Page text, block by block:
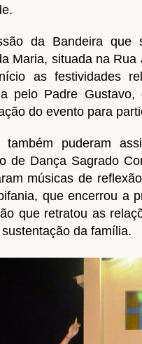
da Bandeira
Maria, situada na
as festividades
pelo Padre
do evento para
também puderam
de Dança Sagrado
músicas de
que encerrou a
que retratou as
da família.